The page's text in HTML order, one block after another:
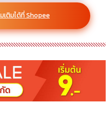
เติมได้ที่ Shopee